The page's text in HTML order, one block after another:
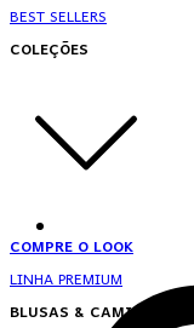
BEST SELLERS
COLEÇÕES
COMPRE O LOOK
LINHA PREMIUM
BLUSAS & CAMISAS